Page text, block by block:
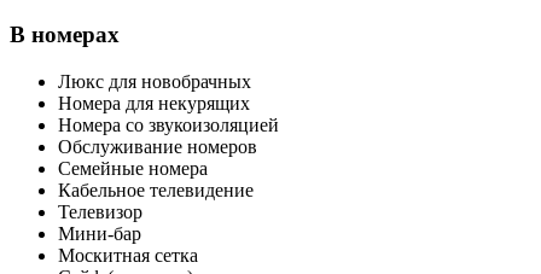
В номерах
Люкс для новобрачных
Номера для некурящих
Номера со звукоизоляцией
Обслуживание номеров
Семейные номера
Кабельное телевидение
Телевизор
Мини-бар
Москитная сетка